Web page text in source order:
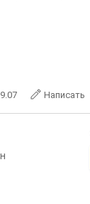
Написать